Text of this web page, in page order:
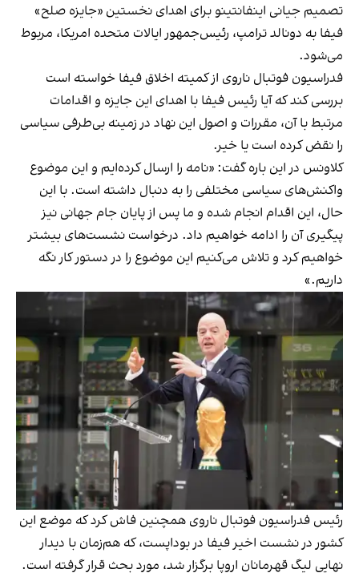
تصمیم جیانی اینفانتینو برای اهدای نخستین «جایزه صلح»
فیفا به دونالد ترامپ، رئیس‌جمهور ایالات متحده امریکا، مربوط
می‌شود.
فدراسیون فوتبال ناروی از کمیته اخلاق فیفا خواسته است
بررسی کند که آیا رئیس فیفا با اهدای این جایزه و اقدامات
مرتبط با آن، مقررات و اصول این نهاد در زمینه بی‌طرفی سیاسی
را نقض کرده است یا خیر.
کلاونس در این باره گفت: «نامه را ارسال کرده‌ایم و این موضوع
واکنش‌های سیاسی مختلفی را به دنبال داشته است. با این
حال، این اقدام انجام شده و ما پس از پایان جام جهانی نیز
پیگیری آن را ادامه خواهیم داد. درخواست نشست‌های بیشتر
خواهیم کرد و تلاش می‌کنیم این موضوع را در دستور کار نگه
داریم.»
رئیس فدراسیون فوتبال ناروی همچنین فاش کرد که موضع این
کشور در نشست اخیر فیفا در بوداپست، که هم‌زمان با دیدار
نهایی لیگ قهرمانان اروپا برگزار شد، مورد بحث قرار گرفته است.